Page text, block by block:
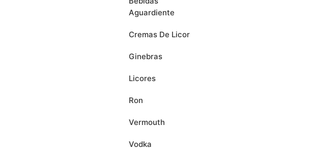
Aguardiente
Cremas De Licor
Ginebras
Licores
Ron
Vermouth
Vodka